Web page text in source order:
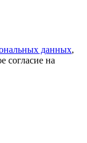
данных,
согласие на